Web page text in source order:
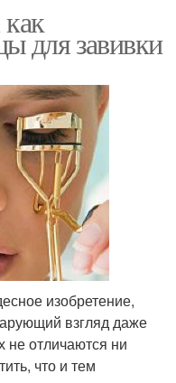
для завивки
изобретение,
взгляд даже
отличаются ни
что и тем